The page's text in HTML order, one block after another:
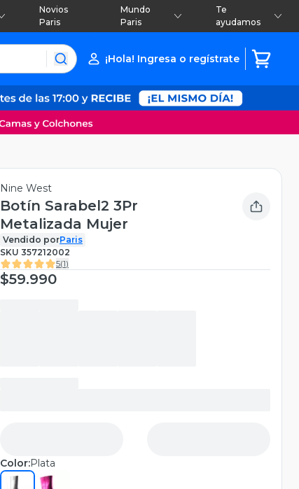
Novios
Paris
Mundo
Paris
Te
ayudamos
¡Hola! Ingresa o regístrate
Nine West
Botín Sarabel2 3Pr
Metalizada Mujer
Vendido porParis
SKU 357212002
5(1)
$59.990
Color:Plata